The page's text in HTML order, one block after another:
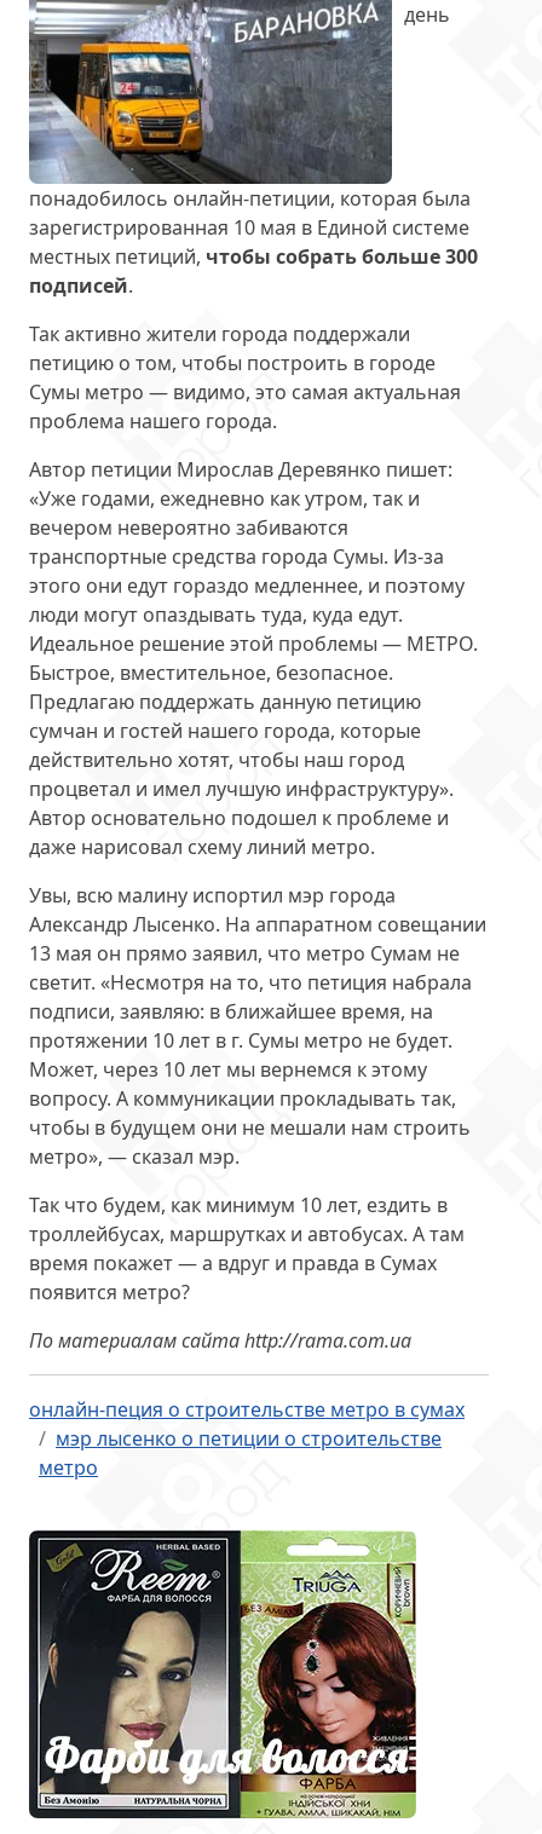
день
понадобилось онлайн-петиции, которая была
зарегистрированная 10 мая в Единой системе
местных петиций, чтобы собрать больше 300
подписей.
Так активно жители города поддержали
петицию о том, чтобы построить в городе
Сумы метро — видимо, это самая актуальная
проблема нашего города.
Автор петиции Мирослав Деревянко пишет:
«Уже годами, ежедневно как утром, так и
вечером невероятно забиваются
транспортные средства города Сумы. Из-за
этого они едут гораздо медленнее, и поэтому
люди могут опаздывать туда, куда едут.
Идеальное решение этой проблемы — МЕТРО.
Быстрое, вместительное, безопасное.
Предлагаю поддержать данную петицию
сумчан и гостей нашего города, которые
действительно хотят, чтобы наш город
процветал и имел лучшую инфраструктуру».
Автор основательно подошел к проблеме и
даже нарисовал схему линий метро.
Увы, всю малину испортил мэр города
Александр Лысенко. На аппаратном совещании
13 мая он прямо заявил, что метро Сумам не
светит. «Несмотря на то, что петиция набрала
подписи, заявляю: в ближайшее время, на
протяжении 10 лет в г. Сумы метро не будет.
Может, через 10 лет мы вернемся к этому
вопросу. А коммуникации прокладывать так,
чтобы в будущем они не мешали нам строить
метро», — сказал мэр.
Так что будем, как минимум 10 лет, ездить в
троллейбусах, маршрутках и автобусах. А там
время покажет — а вдруг и правда в Сумах
появится метро?
По материалам сайта http://rama.com.ua
онлайн-пеция о строительстве метро в сумах
мэр лысенко о петиции о строительстве
метро